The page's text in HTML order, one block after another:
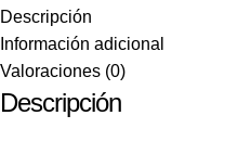
Descripción
Información adicional
Valoraciones (0)
Descripción